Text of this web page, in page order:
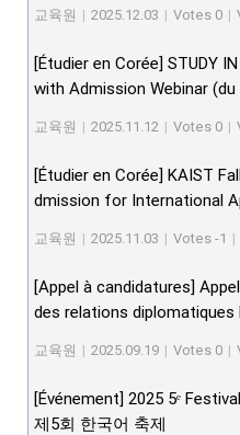
교육원 | 2025.12.03 | Votes 0 |
[Étudier en Corée] STUDY
with Admission Webinar
교육원 | 2025.11.12 | Votes 0 |
[Étudier en Corée] KAIST
dmission for International
교육원 | 2025.11.03 | Votes -1 |
[Appel à candidatures]
des relations diplomatiques
교육원 | 2025.09.19 | Votes 0 |
[Événement] 2025 5ᵉ
제5회 한국어 축제